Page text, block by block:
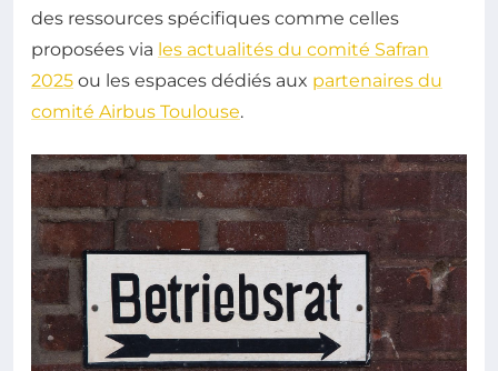
des ressources spécifiques comme celles
proposées via les actualités du comité Safran
2025 ou les espaces dédiés aux partenaires du
comité Airbus Toulouse.